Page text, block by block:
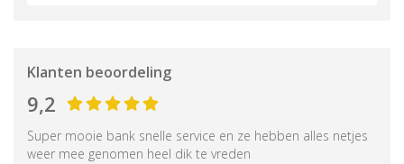
Klanten beoordeling
9,2
Super mooie bank snelle service en ze hebben alles netjes
weer mee genomen heel dik te vreden